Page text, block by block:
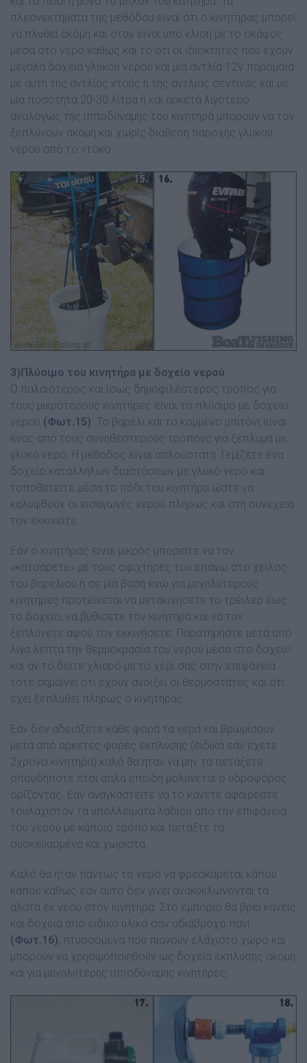
πλεονεκτήµατα της µεθόδου είναι ότι ο κινητήρας µπορεί
να πλυθεί ακόµη και όταν είναι υπο κλίση µε το σκάφος
µέσα στο νερό καθώς και το ότι οι ιδιοκτήτες που έχουν
µεγάλα δοχεία γλυκού νερού και µία αντλία 12V παρόµοια
µε αυτή της αντλίας ντούς ή της αντλίας σεντίνας και µε
µία ποσότητα 20-30 λίτρα ή και αρκετά λιγότερο
αναλόγως της ιπποδύναµης του κινητήρα µπορούν να τον
ξεπλύνουν ακόµη και χωρίς διάθεση παροχής γλυκού
νερού από το ντόκο.
3)Πλύσιµο του κινητήρα µε δοχείο νερού
Ο παλαιότερος και ίσως δηµοφιλέστερος τρόπος για
τους µικρότερους κινητήρες είναι το πλύσιµο µε δοχείο
νερού (Φωτ.15) . Το βαρέλι και το κοµµένο µπιτόνι είναι
ένας από τους συνηθέστερους τρόπους για ξέπλυµα µε
γλυκό νερό. Η µέθοδος είναι απλούστατη. Γεµίζετε ένα
δοχείο κατάλληλων διαστάσεων µε γλυκό νερό και
τοποθετείτε µέσα το πόδι του κινητήρα ώστε να
καλυφθούν οι εισαγωγές νερού πλήρως και στη συνέχεια
τον εκκινείτε.
Εάν ο κινητήρας είναι µικρός µπορείτε να τον
«κοτσάρετε» µε τους σφιχτήρες του επάνω στο χείλος
του βαρελιού ή σε µία βάση ενώ για µεγαλύτερους
κινητήρες προτείνεται να µετακινήσετε το τρέιλερ έως
το δοχείο, να βυθίσετε τον κινητήρα και να τον
ξεπλύνετε αφού τον εκκινήσετε. Παρατηρήστε µετά από
λίγα λεπτά την θερµοκρασία του νερού µέσα στο δοχείο
και αν το δείτε χλιαρό µε το χέρι σας στην επιφάνεια
τότε σηµαίνει ότι έχουν ανοίξει οι θερµοστάτες και ότι
έχει ξεπλυθεί πλήρως ο κινητήρας.
Εάν δεν αδειάζετε κάθε φορά τα νερά και βρωµίσουν
µετά από αρκετές φορές έκπλυσης (ειδικά εάν έχετε
2χρονο κινητήρα) καλό θα ήταν να µην τα πετάξετε
οπουδήποτε έτσι απλά επειδή µολύνεται ο υδροφόρος
ορίζοντας. Εάν αναγκαστείτε να το κάνετε αφαιρέστε
τουλάχιστον τα υπολλείµατα λαδιού από την επιφάνεια
του νερού µε κάποιο τρόπο και πετάξτε τα
συσκευασµένα και χωριστά.
Καλό θα ήταν πάντως το νερό να φρεσκάρεται κάπου
κάπου καθώς εάν αυτό δεν γίνει ανακυκλώνονται τα
άλατα εκ νέου στον κινητήρα. Στο εµπόριο θα βρεί κανείς
και δοχεία από ειδικό υλικό σαν αδιάβροχο πανί
(Φωτ.16), πτυσσόµενα που πιάνουν ελάχιστο χώρο και
µπορούν να χρησιµοποιηθούν ως δοχεία έκπλυσης ακόµη
και για µεγαλύτερης ιπποδύναµης κινητήρες.